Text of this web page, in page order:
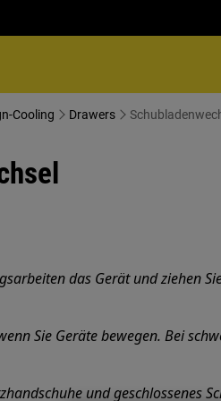
Cooling Drawers
das Gerät und ziehen
Sie Geräte bewegen. Bei
und geschlossenes